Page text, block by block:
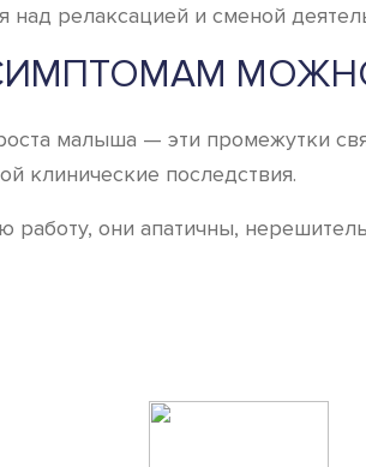
над релаксацией и сменой
малыша — эти промежутки
клинические последствия.
они апатичны,